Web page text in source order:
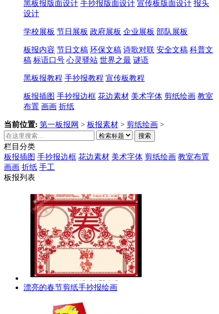
黑板报版面设计 手抄报版面设计 宣传板版面设计 报头
设计
学校展板 节日展板 政府展板 企业展板 部队展板
板报内容 节日文稿 环保文稿 诗歌对联 安全文稿 科普文
稿 标语口号 心灵驿站 世界之最 谜语
黑板报教程 手抄报教程 宣传板教程
板报插图 手抄报边框 花边素材 美术字体 剪纸绘画 教室
布置 画画 折纸
当前位置: 第一板报网 > 板报素材 > 剪纸绘画 >
搜索
栏目分类
板报插图 手抄报边框 花边素材 美术字体 剪纸绘画 教室布置
画画 折纸 手工
板报列表
漂亮的春节剪纸手抄报绘画